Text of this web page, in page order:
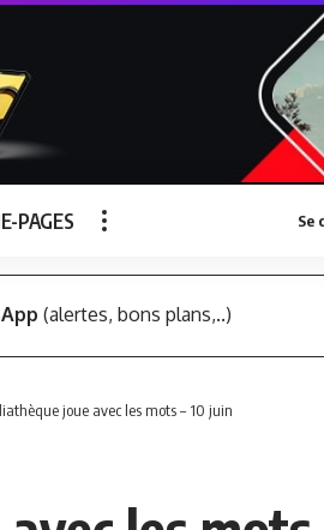
PAGES Se
(alertes, bons plans,..)
joue avec les mots – 10 juin